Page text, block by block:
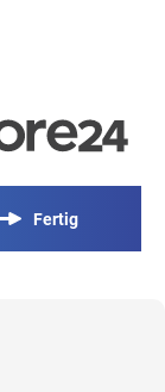
Fertig